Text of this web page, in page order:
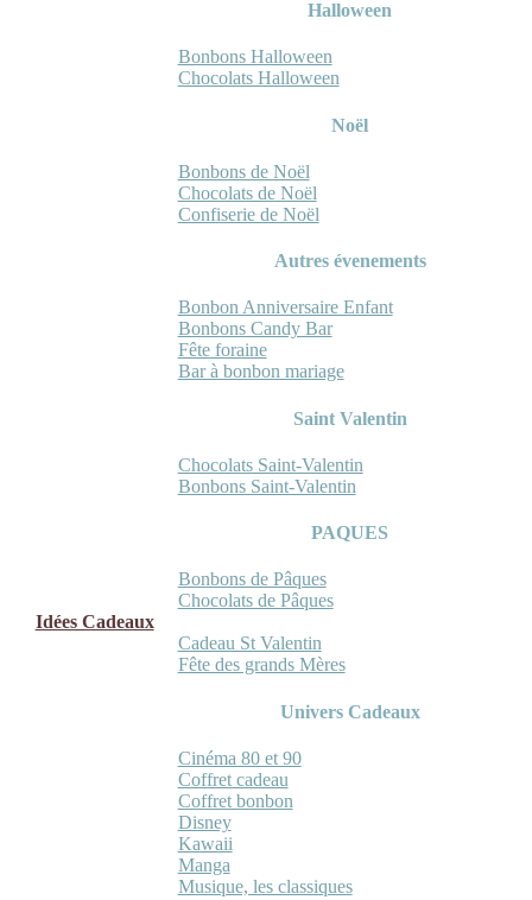
Halloween
Bonbons Halloween
Chocolats Halloween
Noël
Bonbons de Noël
Chocolats de Noël
Confiserie de Noël
Autres évenements
Bonbon Anniversaire Enfant
Bonbons Candy Bar
Fête foraine
Bar à bonbon mariage
Saint Valentin
Chocolats Saint-Valentin
Bonbons Saint-Valentin
PAQUES
Bonbons de Pâques
Chocolats de Pâques
Idées Cadeaux
Cadeau St Valentin
Fête des grands Mères
Univers Cadeaux
Cinéma 80 et 90
Coffret cadeau
Coffret bonbon
Disney
Kawaii
Manga
Musique, les classiques